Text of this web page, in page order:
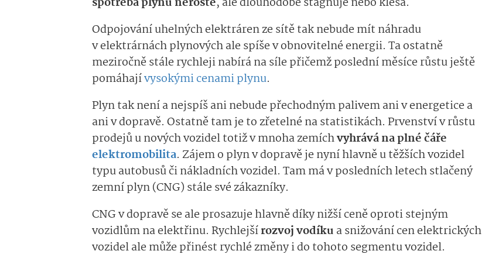
Odpojování uhelných elektráren ze sítě tak nebude mít náhradu
v elektrárnách plynových ale spíše v obnovitelné energii. Ta ostatně
meziročně stále rychleji nabírá na síle přičemž poslední měsíce růstu ještě
pomáhajívysokými cenami plynu.
Plyn tak není a nejspíš ani nebude přechodným palivem ani v energetice a
ani v dopravě. Ostatně tam je to zřetelné na statistikách. Prvenství v růstu
prodejů u nových vozidel totiž v mnoha zemíchvyhrává na plné čáře
elektromobilita. Zájem o plyn v dopravě je nyní hlavně u těžších vozidel
typu autobusů či nákladních vozidel. Tam má v posledních letech stlačený
zemní plyn (CNG) stále své zákazníky.
CNG v dopravě se ale prosazuje hlavně díky nižší ceně oproti stejným
vozidlům na elektřinu. Rychlejšírozvoj vodíku a snižování cen elektrických
vozidel ale může přinést rychlé změny i do tohoto segmentu vozidel.